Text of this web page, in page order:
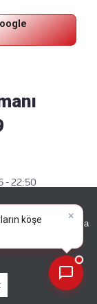
GDPR kapsamında
Metnimizi
- 22:50
×
köşe